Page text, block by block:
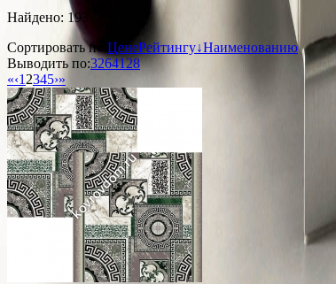
Найдено: 193
Сортировать по: ЦенеРейтингу↓Наименованию
Выводить по:3264128
«‹12345›»